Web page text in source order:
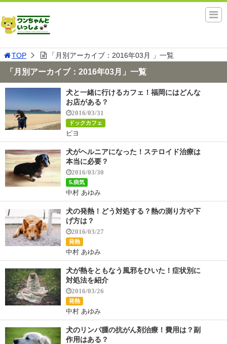
TOP 「月別アーカイブ：2016年03月 」一覧
「月別アーカイブ：2016年03月」一覧
犬と一緒に行けるカフェ！福岡にはどんな
お店がある？
2016/03/31
ドックカフェ
ピヨ
犬がヘルニアになった！ステロイド治療は
本当に必要？
2016/03/30
5.病気
中村 あゆみ
犬の発熱！どう対処する？熱の測り方や下
げ方は？
2016/03/27
発熱
中村 あゆみ
犬が熱をともなう風邪をひいた！症状別に
対処法を紹介
2016/03/26
発熱
中村 あゆみ
犬のリンパ腫の抗がん剤治療！費用は？副
作用はある？